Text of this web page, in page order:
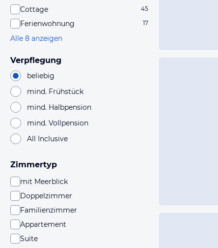
Cottage 45
Ferienwohnung 17
Alle 8 anzeigen
Verpflegung
beliebig
mind. Frühstück
mind. Halbpension
mind. Vollpension
All Inclusive
Zimmertyp
mit Meerblick
Doppelzimmer
Familienzimmer
Appartement
Suite